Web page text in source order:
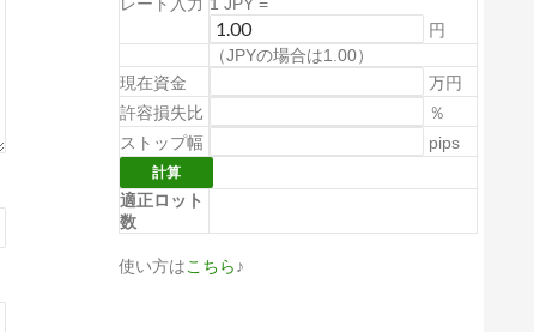
円
（JPYの場合は1.00）
現在資金
万円
許容損失比
％
ストップ幅
pips
適正ロット
数
使い方はこちら♪